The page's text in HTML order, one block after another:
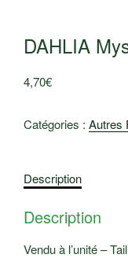
DAHLIA
4,70€
Catégories : Autres
Description
Description
Vendu à l’unité –